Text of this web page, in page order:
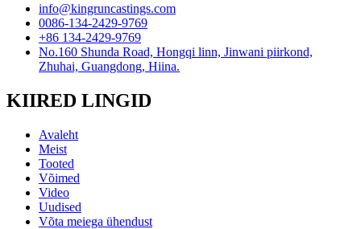
info@kingruncastings.com
0086-134-2429-9769
+86 134-2429-9769
No.160 Shunda Road, Hongqi linn, Jinwani piirkond,
Zhuhai, Guangdong, Hiina.
KIIRED LINGID
Avaleht
Meist
Tooted
Võimed
Video
Uudised
Võta meiega ühendust